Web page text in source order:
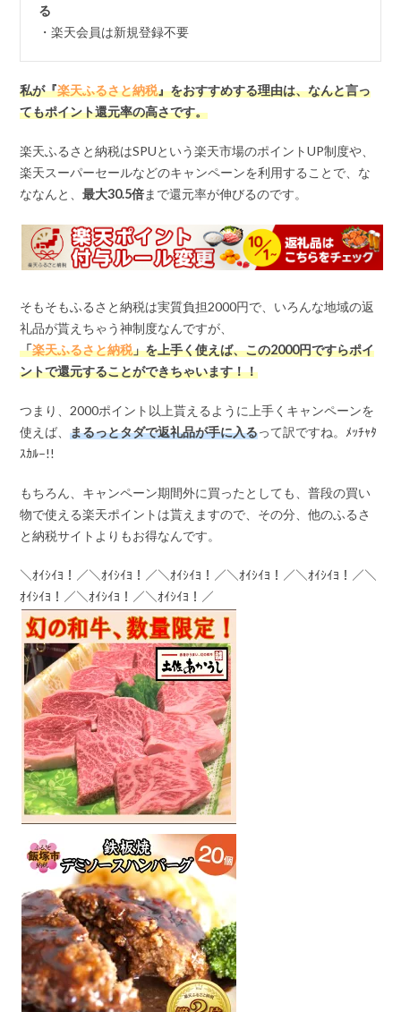
る
・楽天会員は新規登録不要
私が『楽天ふるさと納税』をおすすめする理由は、なんと言っ
てもポイント還元率の高さです。
楽天ふるさと納税はSPUという楽天市場のポイントUP制度や、
楽天スーパーセールなどのキャンペーンを利用することで、な
ななんと、最大30.5倍まで還元率が伸びるのです。
そもそもふるさと納税は実質負担2000円で、いろんな地域の返
礼品が貰えちゃう神制度なんですが、
「楽天ふるさと納税」を上手く使えば、この2000円ですらポイ
ントで還元することができちゃいます！！
つまり、2000ポイント以上貰えるように上手くキャンペーンを
使えば、まるっとタダで返礼品が手に入るって訳ですね。ﾒｯﾁｬﾀ
ｽｶﾙ–!!
もちろん、キャンペーン期間外に買ったとしても、普段の買い
物で使える楽天ポイントは貰えますので、その分、他のふるさ
と納税サイトよりもお得なんです。
＼ｵｲｼｲﾖ！／＼ｵｲｼｲﾖ！／＼ｵｲｼｲﾖ！／＼ｵｲｼｲﾖ！／＼ｵｲｼｲﾖ！／＼
ｵｲｼｲﾖ！／＼ｵｲｼｲﾖ！／＼ｵｲｼｲﾖ！／